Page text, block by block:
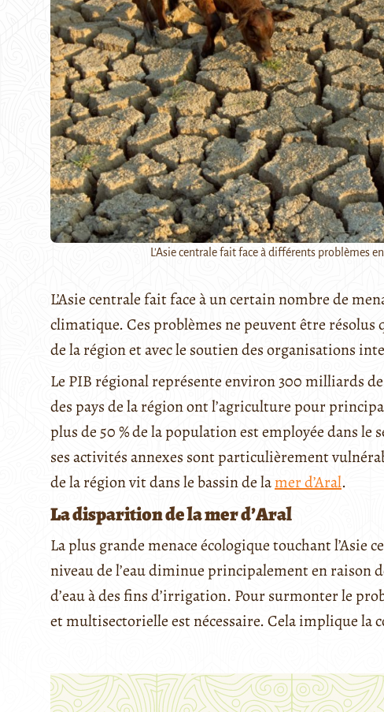
L'Asie centrale fait face à différents problèmes
L’Asie centrale fait face à un certain nombre de
climatique. Ces problèmes ne peuvent être résolus
de la région et avec le soutien des organisations
Le PIB régional représente environ 300 milliards
des pays de la région ont l’agriculture pour
plus de 50 % de la population est employée dans
ses activités annexes sont particulièrement
de la région vit dans le bassin de lamer d’Aral.
La disparition de la mer d’Aral
La plus grande menace écologique touchant l’Asie
niveau de l’eau diminue principalement en raison
d’eau à des fins d’irrigation. Pour surmonter le
et multisectorielle est nécessaire. Cela implique la